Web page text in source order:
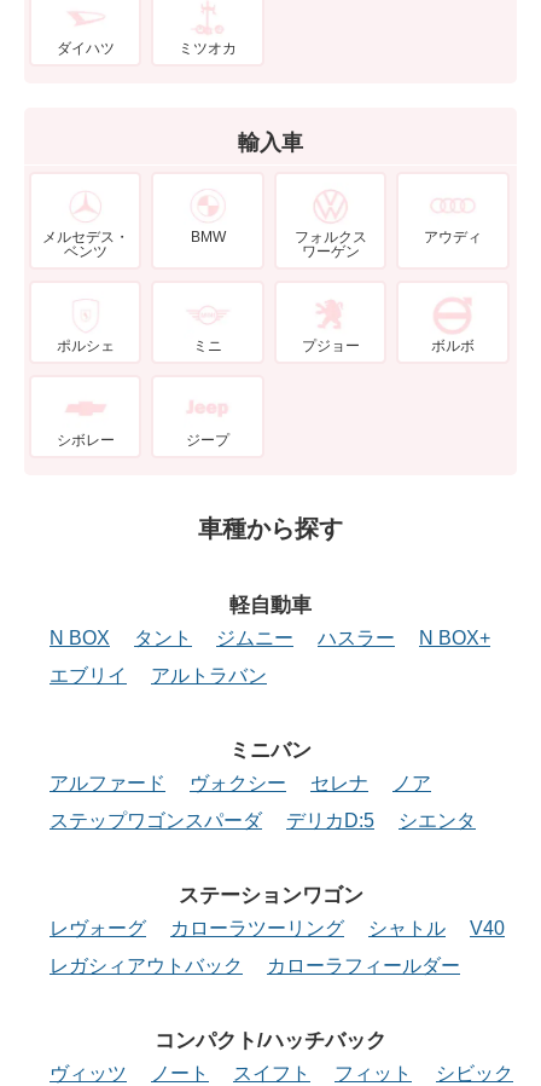
ダイハツ ミツオカ
輸入車
メルセデス・
ベンツ
BMW
フォルクス
ワーゲン
アウディ
ポルシェ ミニ プジョー ボルボ
シボレー ジープ
車種から探す
軽自動車
N BOX タント ジムニー ハスラー
N BOX+
エブリイ
アルトラバン
ミニバン
アルファード ヴォクシー セレナ
ノア
ステップワゴンスパーダ
デリカD:5 シエンタ
ステーションワゴン
レヴォーグ カローラツーリング シャトル
V40
レガシィアウトバック
カローラフィールダー
コンパクト/ハッチバック
ヴィッツ ノート スイフト フィット シビック